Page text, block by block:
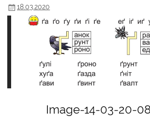
18.03.2020
Image-14-03-20-